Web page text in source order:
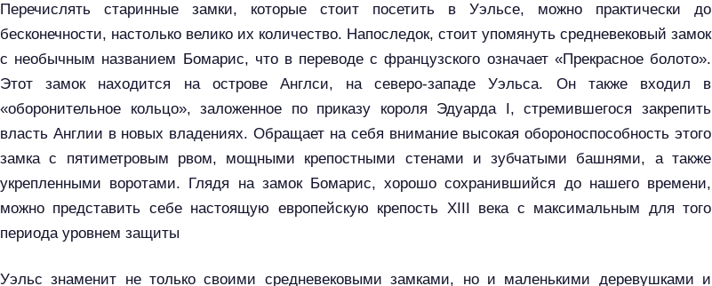
Перечислять старинные замки, которые стоит посетить в Уэльсе, можно практически до
бесконечности, настолько велико их количество. Напоследок, стоит упомянуть средневековый замок
с необычным названием Бомарис, что в переводе с французского означает «Прекрасное болото».
Этот замок находится на острове Англси, на северо-западе Уэльса. Он также входил в
«оборонительное кольцо», заложенное по приказу короля Эдуарда I, стремившегося закрепить
власть Англии в новых владениях. Обращает на себя внимание высокая обороноспособность этого
замка с пятиметровым рвом, мощными крепостными стенами и зубчатыми башнями, а также
укрепленными воротами. Глядя на замок Бомарис, хорошо сохранившийся до нашего времени,
можно представить себе настоящую европейскую крепость XIII века с максимальным для того
периода уровнем защиты
Уэльс знаменит не только своими средневековыми замками, но и маленькими деревушками и